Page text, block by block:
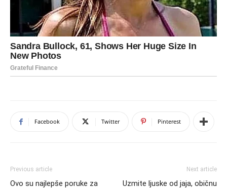
Facebook Twitter Pinterest
Previous article
Ovo su najlepše poruke za
Next article
Uzmite ljuske od jaja, običnu